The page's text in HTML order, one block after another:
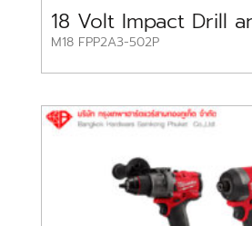
M18 FPP2A3-502P